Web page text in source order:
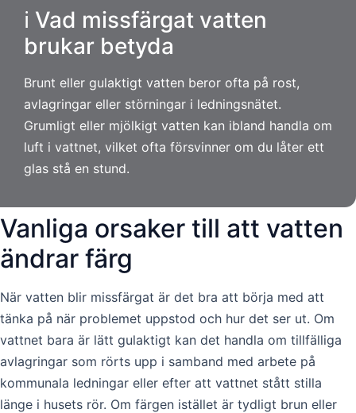
ℹ️ Vad missfärgat vatten
brukar betyda
Brunt eller gulaktigt vatten beror ofta på rost,
avlagringar eller störningar i ledningsnätet.
Grumligt eller mjölkigt vatten kan ibland handla om
luft i vattnet, vilket ofta försvinner om du låter ett
glas stå en stund.
Vanliga orsaker till att vatten
ändrar färg
När vatten blir missfärgat är det bra att börja med att
tänka på när problemet uppstod och hur det ser ut. Om
vattnet bara är lätt gulaktigt kan det handla om tillfälliga
avlagringar som rörts upp i samband med arbete på
kommunala ledningar eller efter att vattnet stått stilla
länge i husets rör. Om färgen istället är tydligt brun eller